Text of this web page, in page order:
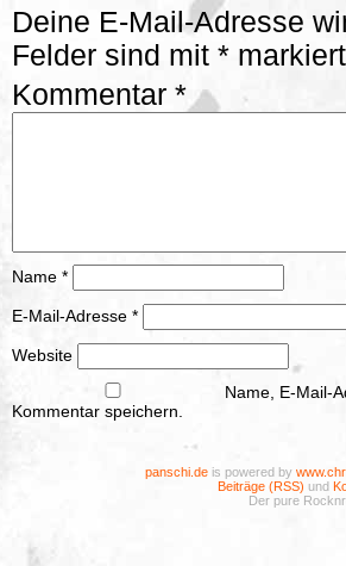
Deine E-Mail-Adresse
Felder sind mit * markiert
Kommentar *
Name *
E-Mail-Adresse *
Website
Name, E-Mail-
Kommentar speichern.
panschi.deis powered by
Beiträge (RSS) und
Der pure